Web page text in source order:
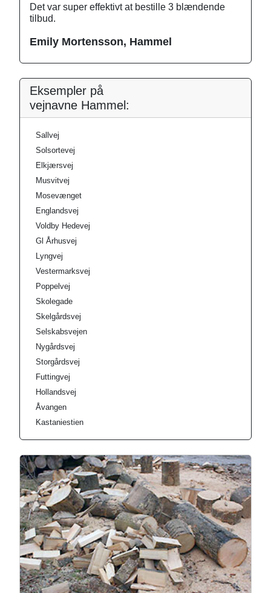
Det var super effektivt at bestille 3 blændende
tilbud.
Emily Mortensson, Hammel
Eksempler på
vejnavne Hammel:
Sallvej
Solsortevej
Elkjærsvej
Musvitvej
Mosevænget
Englandsvej
Voldby Hedevej
Gl Århusvej
Lyngvej
Vestermarksvej
Poppelvej
Skolegade
Skelgårdsvej
Selskabsvejen
Nygårdsvej
Storgårdsvej
Futtingvej
Hollandsvej
Åvangen
Kastaniestien